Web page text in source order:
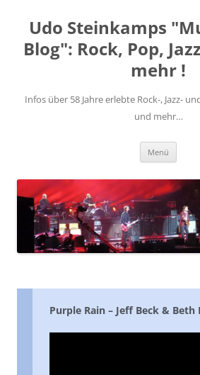
springen
Udo Steinkamps
Blog": Rock, Pop,
mehr !
Infos über 58 Jahre erlebte Rock-, Jazz-
und mehr…
Menü
Purple Rain – Jeff Beck & Beth